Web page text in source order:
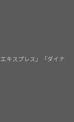
キスプレス」「ダイナ